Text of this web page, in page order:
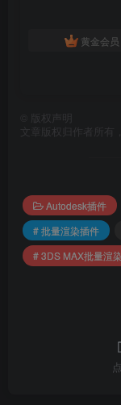
黄金会员
版权声明
文章版权归作者所有
Autodesk插件
# 批量渲染插件
# 3DS MAX批量渲